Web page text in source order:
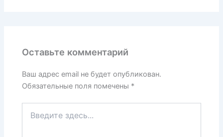
Оставьте комментарий
Ваш адрес email не будет опубликован.
Обязательные поля помечены *
здесь...